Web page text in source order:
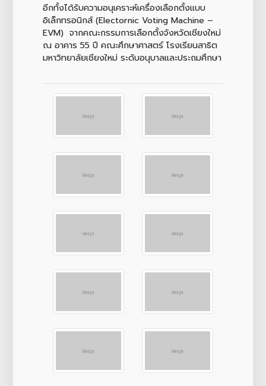
อีกทั้งได้รับความอนุเคราะห์เครื่องเลือกตั้งแบบ
อิเล็กทรอนิกส์ (Electornic Voting Machine –
EVM) จากคณะกรรมการเลือกตั้งจังหวัดเชียงใหม่
ณ อาคาร 55 ปี คณะศึกษาศาสตร์ โรงเรียนสาธิต
มหาวิทยาลัยเชียงใหม่ ระดับอนุบาลและประถมศึกษา